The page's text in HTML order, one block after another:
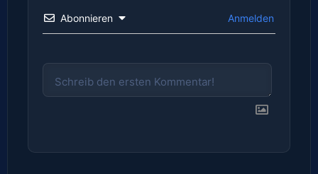
Abonnieren Anmelden